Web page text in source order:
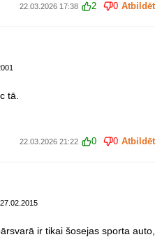
22.03.2026 17:38 2 0 Atbildēt
tā.
22.03.2026 21:22 0 0 Atbildēt
27.02.2015
ir tikai šosejas sporta auto,